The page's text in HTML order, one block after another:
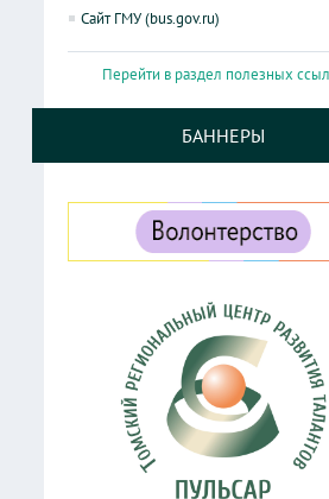
Сайт ГМУ (bus.gov.ru)
Перейти в раздел полезных
БАННЕРЫ